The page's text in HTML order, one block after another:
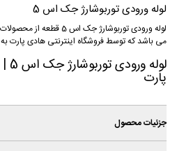
لوله ورودی توربوشارژ جک اس 5
می باشد که توسط فروشگاه اینترنتی هادی پارت
پارت
جزئیات محصول